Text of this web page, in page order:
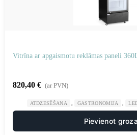
Vitrīna ar apgaismotu reklāmas paneli
820,40 € (ar PVN)
ATDZESĒŠANA GASTRONOMIJA
Pievienot